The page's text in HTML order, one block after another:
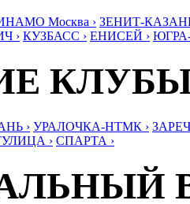
Москва › ЗЕНИТ-
› КУЗБАСС › ЕНИСЕЙ ›
› УРАЛОЧКА-НТМК ›
› СПАРТА ›